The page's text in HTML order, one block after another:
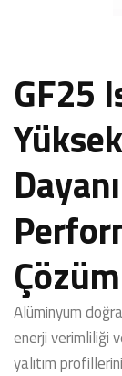
GF25
Çözüm
Alüminyum
enerji verimliliği
yalıtım